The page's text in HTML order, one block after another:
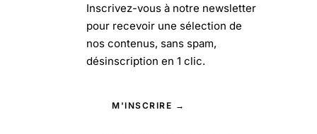
Inscrivez-vous à notre newsletter
pour recevoir une sélection de
nos contenus, sans spam,
désinscription en 1 clic.
M'INSCRIRE →